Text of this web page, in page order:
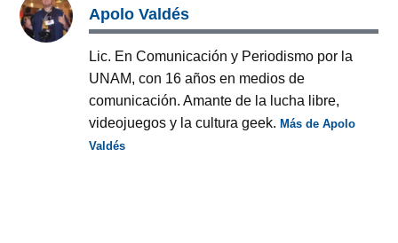
Apolo Valdés
Lic. En Comunicación y Periodismo por la
UNAM, con 16 años en medios de
comunicación. Amante de la lucha libre,
videojuegos y la cultura geek.Más de Apolo
Valdés